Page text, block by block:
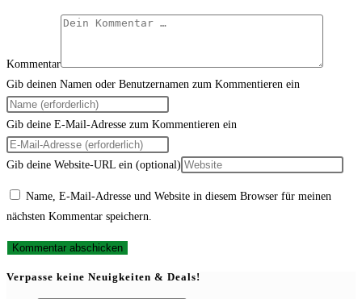
Kommentar
Gib deinen Namen oder Benutzernamen zum Kommentieren ein
Gib deine E-Mail-Adresse zum Kommentieren ein
Gib deine Website-URL ein (optional)
Name, E-Mail-Adresse und Website in diesem Browser für meinen
nächsten Kommentar speichern.
Verpasse keine Neuigkeiten & Deals!